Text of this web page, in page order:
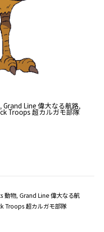
, Grand Line 偉大なる航路,
Troops 超カルガモ部隊
動物, Grand Line 偉大なる航
Troops 超カルガモ部隊